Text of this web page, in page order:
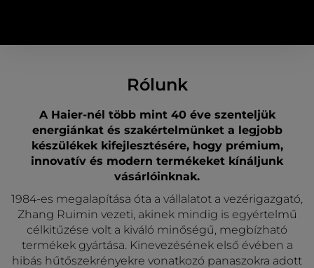
Rólunk
A Haier-nél több mint 40 éve szenteljük
energiánkat és szakértelmünket a legjobb
készülékek kifejlesztésére, hogy prémium,
innovatív és modern termékeket kínáljunk
vásárlóinknak.
1984-es megalapítása óta a vállalatot a vezérigazgató,
Zhang Ruimin vezeti, akinek mindig is egyértelmű
célkitűzése volt a kiváló minőségű, megbízható
termékek gyártása. Kinevezésének első évében a
hibás hűtőszekrényekre vonatkozó panaszokra adott